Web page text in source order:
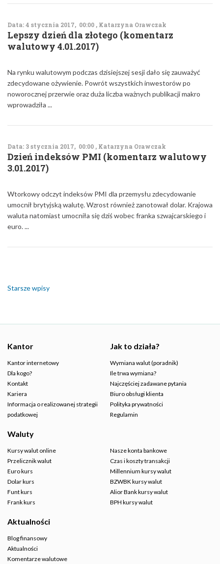
Data: 4 stycznia 2017, 00:00 , Katarzyna Orawczak
Lepszy dzień dla złotego (komentarz
walutowy 4.01.2017)
Na rynku walutowym podczas dzisiejszej sesji dało się zauważyć
zdecydowane ożywienie. Powrót wszystkich inwestorów po
noworocznej przerwie oraz duża liczba ważnych publikacji makro
wprowadziła ...
Data: 3 stycznia 2017, 00:00 , Katarzyna Orawczak
Dzień indeksów PMI (komentarz walutowy
3.01.2017)
Wtorkowy odczyt indeksów PMI dla przemysłu zdecydowanie
umocnił brytyjską walutę. Wzrost również zanotował dolar. Krajowa
waluta natomiast umocniła się dziś wobec franka szwajcarskiego i
euro. ...
wpisach
Starsze wpisy
Kantor
Kantor internetowy
Dla kogo?
Kontakt
Kariera
Informacja o realizowanej strategii
podatkowej
Jak to działa?
Wymiana walut (poradnik)
Ile trwa wymiana?
Najczęściej zadawane pytania
Biuro obsługi klienta
Polityka prywatności
Regulamin
Waluty
Kursy walut online
Przelicznik walut
Euro kurs
Dolar kurs
Funt kurs
Frank kurs
Nasze konta bankowe
Czas i koszty transakcji
Millennium kursy walut
BZWBK kursy walut
Alior Bank kursy walut
BPH kursy walut
Aktualności
Blog finansowy
Aktualności
Komentarze walutowe